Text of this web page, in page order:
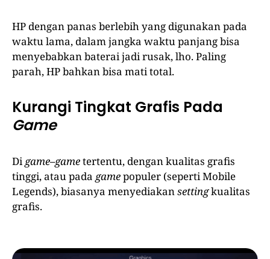
HP dengan panas berlebih yang digunakan pada
waktu lama, dalam jangka waktu panjang bisa
menyebabkan baterai jadi rusak, lho. Paling
parah, HP bahkan bisa mati total.
Kurangi Tingkat Grafis Pada
Game
Digame–gametertentu, dengan kualitas grafis
tinggi, atau pada gamepopuler (seperti Mobile
Legends), biasanya menyediakansettingkualitas
grafis.